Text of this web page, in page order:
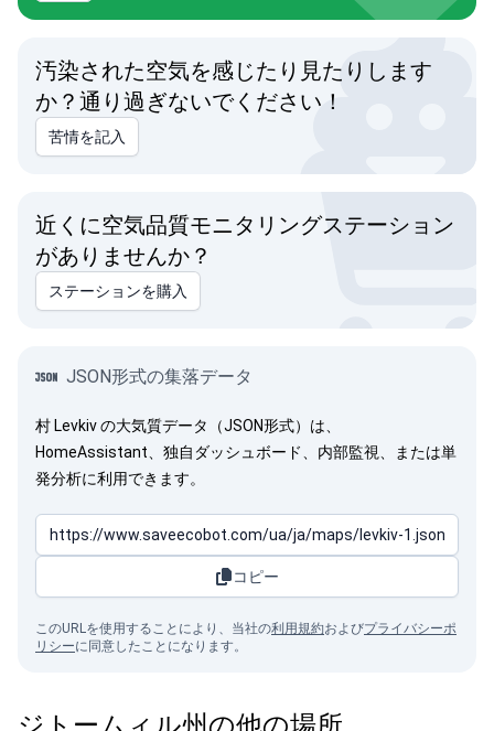
汚染された空気を感じたり見たりします
か？通り過ぎないでください！
苦情を記入
近くに空気品質モニタリングステーション
がありませんか？
ステーションを購入
JSON形式の集落データ
村 Levkiv の大気質データ（JSON形式）は、
HomeAssistant、独自ダッシュボード、内部監視、または単
発分析に利用できます。
コピー
このURLを使用することにより、当社の利用規約およびプライバシーポ
リシーに同意したことになります。